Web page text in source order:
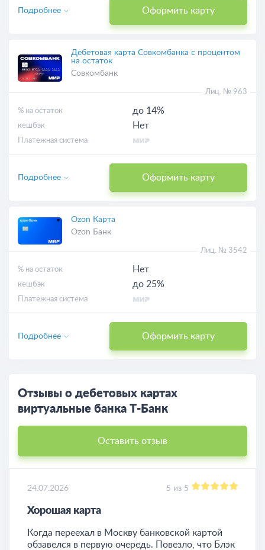
Оформить карту
Подробнее
Дебетовая карта Совкомбанка с процентом
на остаток
Совкомбанк
Лиц. № 963
% на остаток до 14%
кешбэк Нет
Платежная система
Оформить карту
Подробнее
Ozon Карта
Ozon Банк
Лиц. № 3542
% на остаток Нет
кешбэк до 25%
Платежная система
Оформить карту
Подробнее
Отзывы о дебетовых картах
виртуальные банка Т-Банк
Оставить отзыв
24.07.2026 5 из 5
Хорошая карта
Когда переехал в Москву банковской картой
обзавелся в первую очередь. Повезло, что Блэк